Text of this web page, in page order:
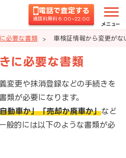
電話で査定する
通話料無料 8:00~22:00
メニュー
必要な書類 車検証情報から変更が
に必要な書類
変更や抹消登録などの手続きを
類が必要になります。
動車か」「売却か廃車か」など
般的には以下のような書類が必